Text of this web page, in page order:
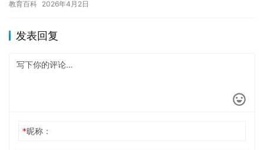
症患…
教育百科 2026年4月2日
发表回复
*昵称：